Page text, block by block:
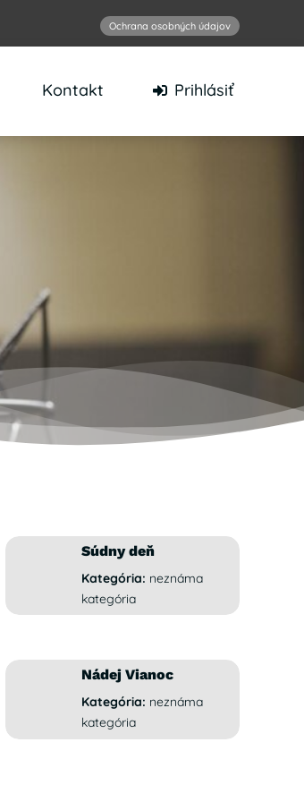
Ochrana osobných údajov
Kontakt Prihlásiť
Súdny deň
Kategória: neznáma
kategória
Nádej Vianoc
Kategória: neznáma
kategória